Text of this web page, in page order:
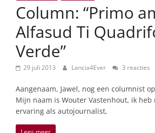
autonieuws
lifestyle
Column: “Primo
Alfasud Ti
Verde”
29 juli 2013 Lancia4Ever 3 reacties
Aangenaam, Jawel, nog een columnist
Mijn naam is Wouter Vastenhout, ik
ervaring als autojournalist,